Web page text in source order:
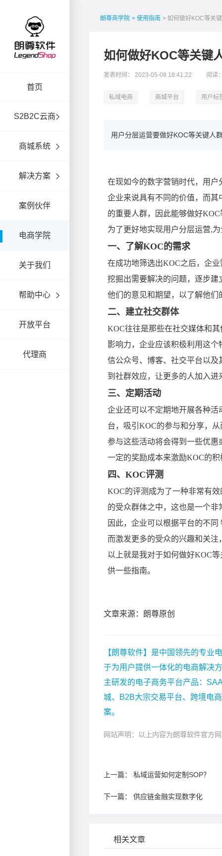
首页
S2B2C云商
商城系统
解决方案
案例伙伴
电商学院
关于我们
帮助中心
开放平台
代理商
朗尊商学院 > 使用指南 > 如何做好KOC等关
如何做好KOC等关键
发表时间： 2023-05-08 18:41:22 阅读
私域电商 商城平台 用户标
用户分层运营要做好KOC等关键人
文章来源：朗尊原创
【朗尊软件】是中国领先的专业
于为用户提供一体化的电商解决
主研发的电子商务平台产品：
城、B2B大宗交易平台、跨境电
案。
网站声明：以上内容为朗尊软件官方
上一篇： 私域运营如何定制SOP？
下一篇： 供应链金融实现数字化
相关文章